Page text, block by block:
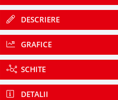
DESCRIERE
GRAFICE
SCHITE
DETALII